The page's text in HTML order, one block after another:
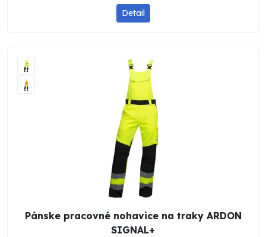
Detail
Pánske pracovné nohavice na traky ARDON
SIGNAL+